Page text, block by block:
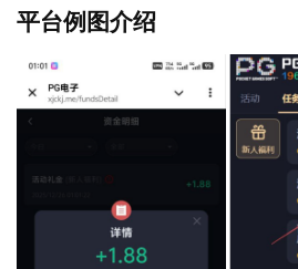
平台例图介绍